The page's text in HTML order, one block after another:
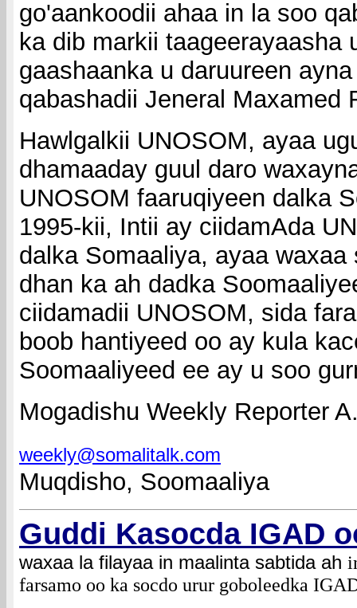
go'aankoodii ahaa in la soo
ka dib markii taageerayaasha
gaashaanka u daruureen
qabashadii Jeneral Maxamed
Hawlgalkii UNOSOM, ayaa
dhamaaday guul daro
UNOSOM faaruqiyeen dalka
1995-kii, Intii ay ciidamAda
dalka Somaaliya, ayaa
dhan ka ah dadka
ciidamadii UNOSOM, sida
boob hantiyeed oo ay kula
Soomaaliyeed ee ay u soo
Mogadishu Weekly Reporter
weekly@somalitalk.com
Muqdisho, Soomaaliya
Guddi Kasocda IGAD
waxaa la filayaa in maalinta sabtida ah
farsamo oo ka socdo urur goboleedka